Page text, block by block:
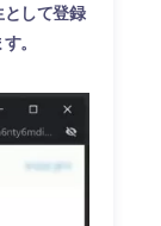
して登録
。